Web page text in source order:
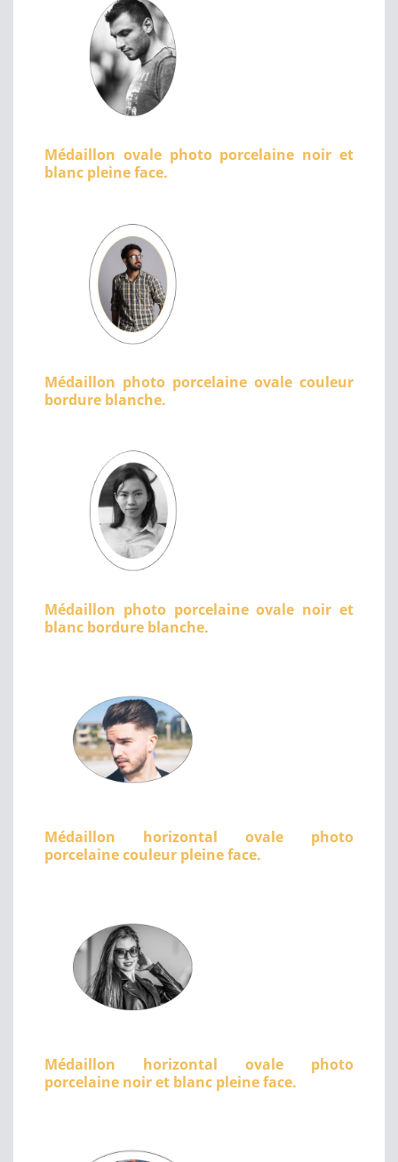
Médaillon ovale photo porcelaine noir et
blanc pleine face.
Médaillon photo porcelaine ovale couleur
bordure blanche.
Médaillon photo porcelaine ovale noir et
blanc bordure blanche.
Médaillon horizontal ovale photo
porcelaine couleur pleine face.
Médaillon horizontal ovale photo
porcelaine noir et blanc pleine face.